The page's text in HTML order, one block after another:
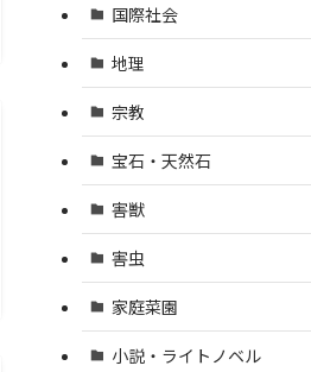
国際社会
地理
宗教
宝石・天然石
害獣
害虫
家庭菜園
小説・ライトノベル